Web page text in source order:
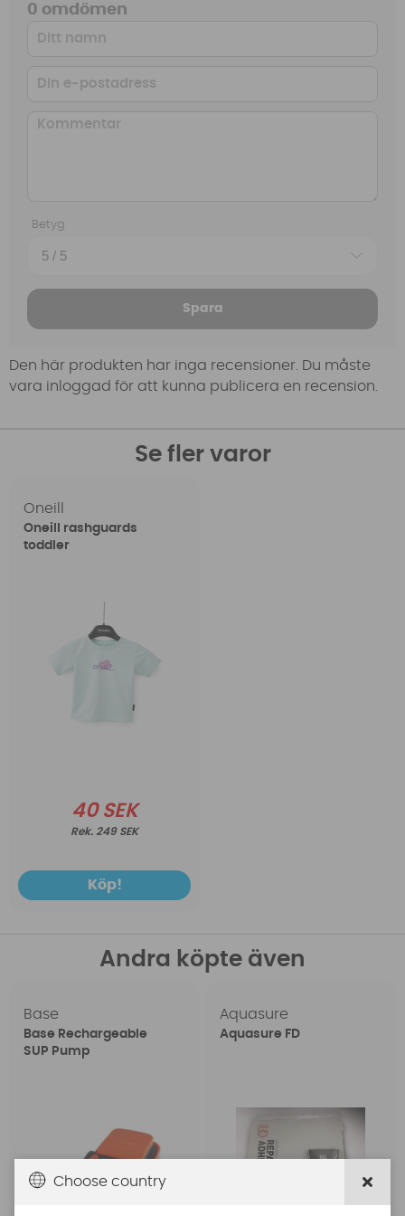
0 omdömen
Betyg
Spara
Den här produkten har inga recensioner. Du måste
vara inloggad för att kunna publicera en recension.
Se fler varor
Oneill
Oneill rashguards
toddler
40 SEK
249 SEK
Köp!
Andra köpte även
Base
Base Rechargeable
SUP Pump
Aquasure
Aquasure FD
Choose country